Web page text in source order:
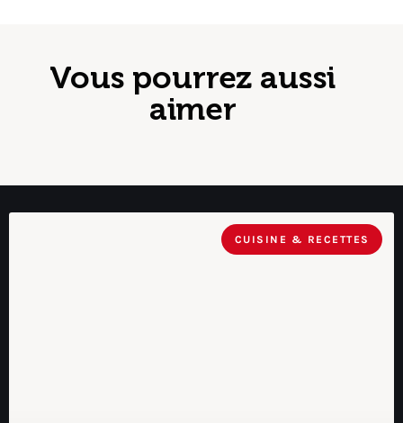
Vous pourrez aussi
aimer
CUISINE & RECETTES